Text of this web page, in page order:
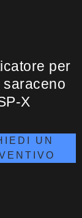
per
saraceno
X
UN